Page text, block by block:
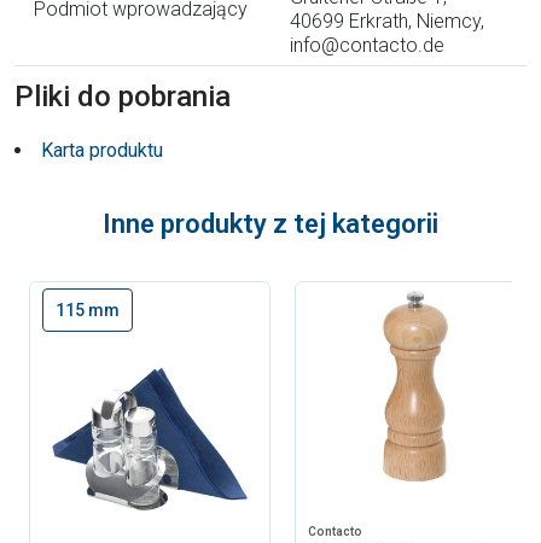
Podmiot wprowadzający
40699 Erkrath, Niemcy,
info@contacto.de
Pliki do pobrania
Karta produktu
Inne produkty z tej kategorii
115 mm
Contacto